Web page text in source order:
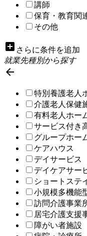
講師
保育・教育関
その他
add_box さらに条件を追加
就業先種別から探す

特別養護老人
介護老人保健
有料老人ホー
サービス付き
グループホー
ケアハウス
デイサービス
デイケアサー
ショートステ
小規模多機能
訪問介護事業
居宅介護支援
障がい者施設